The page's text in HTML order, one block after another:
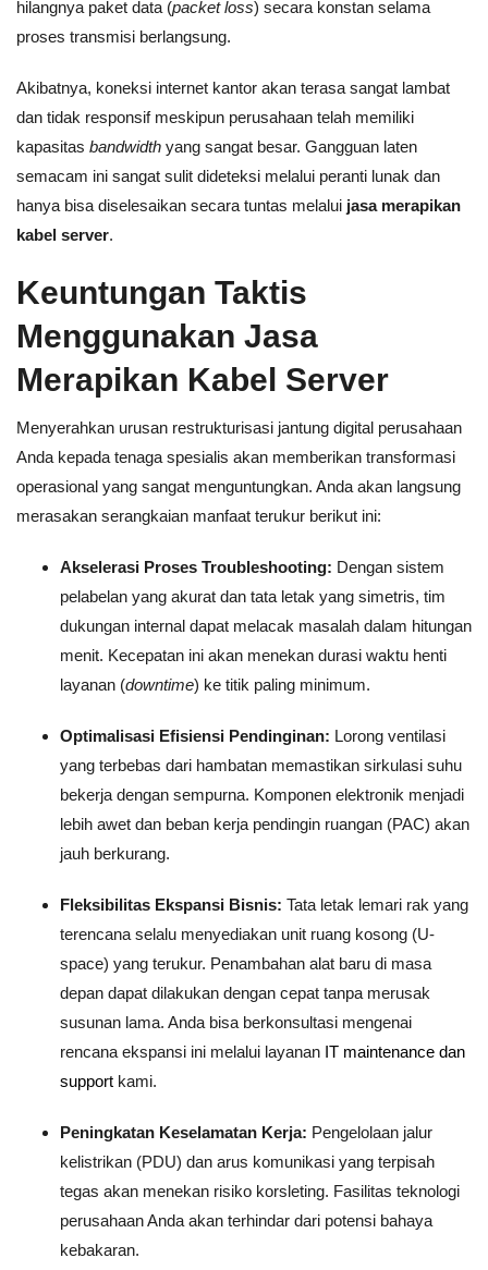
hilangnya paket data (packet loss) secara konstan selama
proses transmisi berlangsung.
Akibatnya, koneksi internet kantor akan terasa sangat lambat
dan tidak responsif meskipun perusahaan telah memiliki
kapasitas bandwidth yang sangat besar. Gangguan laten
semacam ini sangat sulit dideteksi melalui peranti lunak dan
hanya bisa diselesaikan secara tuntas melalui jasa merapikan
kabel server.
Keuntungan Taktis
Menggunakan Jasa
Merapikan Kabel Server
Menyerahkan urusan restrukturisasi jantung digital perusahaan
Anda kepada tenaga spesialis akan memberikan transformasi
operasional yang sangat menguntungkan. Anda akan langsung
merasakan serangkaian manfaat terukur berikut ini:
Akselerasi Proses Troubleshooting: Dengan sistem
pelabelan yang akurat dan tata letak yang simetris, tim
dukungan internal dapat melacak masalah dalam hitungan
menit. Kecepatan ini akan menekan durasi waktu henti
layanan (downtime) ke titik paling minimum.
Optimalisasi Efisiensi Pendinginan: Lorong ventilasi
yang terbebas dari hambatan memastikan sirkulasi suhu
bekerja dengan sempurna. Komponen elektronik menjadi
lebih awet dan beban kerja pendingin ruangan (PAC) akan
jauh berkurang.
Fleksibilitas Ekspansi Bisnis: Tata letak lemari rak yang
terencana selalu menyediakan unit ruang kosong (U-
space) yang terukur. Penambahan alat baru di masa
depan dapat dilakukan dengan cepat tanpa merusak
susunan lama. Anda bisa berkonsultasi mengenai
rencana ekspansi ini melalui layanan IT maintenance dan
support kami.
Peningkatan Keselamatan Kerja: Pengelolaan jalur
kelistrikan (PDU) dan arus komunikasi yang terpisah
tegas akan menekan risiko korsleting. Fasilitas teknologi
perusahaan Anda akan terhindar dari potensi bahaya
kebakaran.